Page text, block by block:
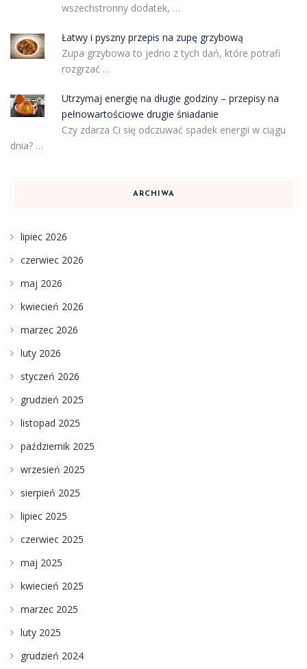
wszechstronny dodatek, …
Łatwy i pyszny przepis na zupę grzybową
Zupa grzybowa to jedno z tych dań, które potrafi
rozgrzać …
Utrzymaj energię na długie godziny – przepisy na
pełnowartościowe drugie śniadanie
Czy zdarza Ci się odczuwać spadek energii w ciągu
dnia? …
ARCHIWA
lipiec 2026
czerwiec 2026
maj 2026
kwiecień 2026
marzec 2026
luty 2026
styczeń 2026
grudzień 2025
listopad 2025
październik 2025
wrzesień 2025
sierpień 2025
lipiec 2025
czerwiec 2025
maj 2025
kwiecień 2025
marzec 2025
luty 2025
grudzień 2024